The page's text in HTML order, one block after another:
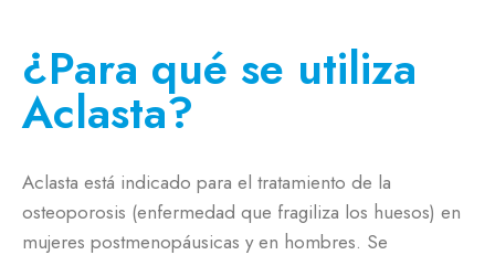
¿Para qué se utiliza
Aclasta?
Aclasta está indicado para el tratamiento de la
osteoporosis (enfermedad que fragiliza los huesos) en
mujeres postmenopáusicas y en hombres. Se